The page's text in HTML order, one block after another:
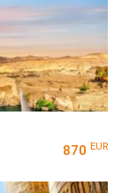
870 EUR